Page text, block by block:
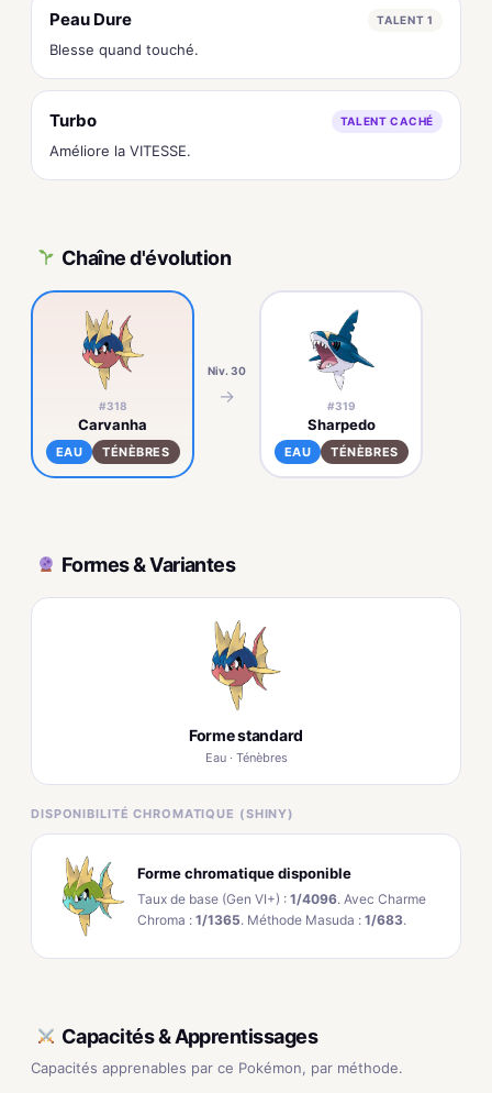
Peau Dure TALENT 1
Blesse quand touché.
Turbo TALENT CACHÉ
Améliore la VITESSE.
Chaîne d'évolution
#318
Carvanha
EAU TÉNÈBRES
Niv. 30
→ #319
Sharpedo
EAU TÉNÈBRES
Formes & Variantes
Forme standard
Eau · Ténèbres
DISPONIBILITÉ CHROMATIQUE (SHINY)
Forme chromatique disponible
Taux de base (Gen VI+) : 1/4096. Avec Charme
Chroma : 1/1365. Méthode Masuda : 1/683.
Capacités & Apprentissages
Capacités apprenables par ce Pokémon, par méthode.